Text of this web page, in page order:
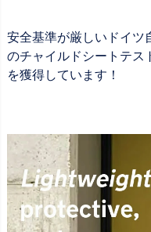
安全基準が厳しいドイツ
のチャイルドシートテス
を獲得しています！